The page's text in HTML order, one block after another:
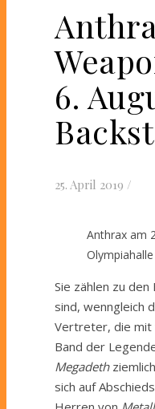
6.
25. April 2019 /
Anthrax am
Olympiahalle
Sie zählen zu
sind, wenngleich
Vertreter, die mit
Band der
Megadeth
sich auf